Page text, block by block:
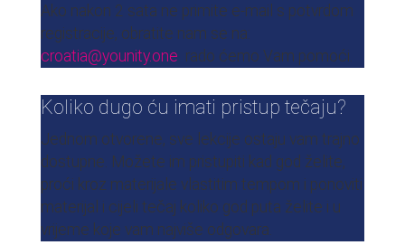
Ako nakon 2 sata ne primite e-mail s potvrdom
registracije, obratite nam se na:
croatia@younity.one rado ćemo Vam pomoći.
Koliko dugo ću imati pristup tečaju?
Jednom otvorene, sve lekcije ostaju vam trajno
dostupne. Možete im pristupiti kad god želite,
proći kroz materijale vlastitim tempom i ponoviti
materijal i cijeli tečaj koliko god puta želite i u
vrijeme koje vam najviše odgovara.